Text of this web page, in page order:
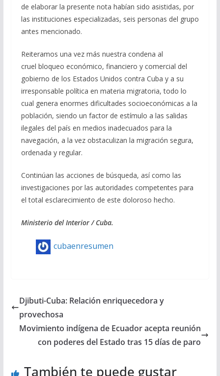
de elaborar la presente nota habían sido asistidas, por
las instituciones especializadas, seis personas del grupo
antes mencionado.
Reiteramos una vez más nuestra condena al
cruel bloqueo económico, financiero y comercial del
gobierno de los Estados Unidos contra Cuba y a su
irresponsable política en materia migratoria, todo lo
cual genera enormes dificultades socioeconómicas a la
población, siendo un factor de estímulo a las salidas
ilegales del país en medios inadecuados para la
navegación, a la vez obstaculizan la migración segura,
ordenada y regular.
Continúan las acciones de búsqueda, así como las
investigaciones por las autoridades competentes para
el total esclarecimiento de este doloroso hecho.
Ministerio del Interior / Cuba.
cubaenresumen
Djibuti-Cuba: Relación enriquecedora y
provechosa
Movimiento indígena de Ecuador acepta reunión
con poderes del Estado tras 15 días de paro
También te puede gustar